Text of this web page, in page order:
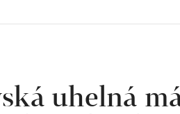
uhelná